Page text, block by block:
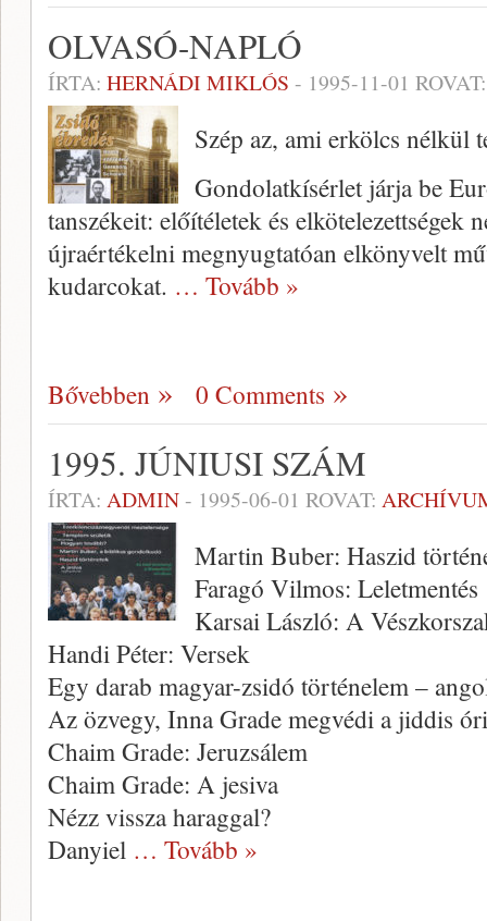
OLVASÓ-NAPLÓ
ÍRTA: HERNÁDI MIKLÓS - 1995-11-01
Szép az, ami erkölcs nélkül
Gondolatkísérlet járja be
tanszékeit: előítéletek és elkö­telezettségek
újraértékelni megnyugta­tóan elkönyvelt
kudarcokat. … Tovább »
Bővebben 0 Comments
1995. JÚNIUSI SZÁM
ÍRTA: ADMIN- 1995-06-01 ROVAT:
Martin Buber: Haszid
Faragó Vilmos: Lelet­mentés
Karsai László: A
Handi Péter: Versek
Egy darab magyar-zsidó történelem –
Az özvegy, Inna Grade megvédi a jiddis
Chaim Grade: Jeruzsálem
Chaim Grade: A jesiva
Nézz vissza haraggal?
Danyiel … Tovább »